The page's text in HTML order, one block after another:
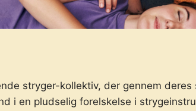
stryger-kollektiv, der gennem
i en pludselig forelskelse i